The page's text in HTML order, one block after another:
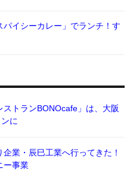
イシーカレー」でランチ！す
トランBONOcafe」は、大阪
に
業・辰巳工業へ行ってきた！
ー事業